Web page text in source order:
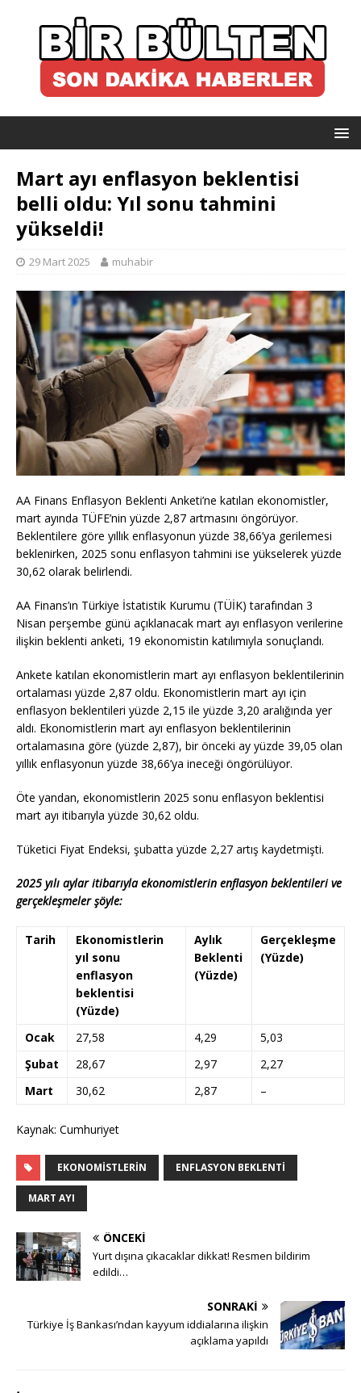
Mart ayı enflasyon beklentisi
belli oldu: Yıl sonu tahmini
yükseldi!
29 Mart 2025 muhabir
AA Finans Enflasyon Beklenti Anketi’ne katılan ekonomistler,
mart ayında TÜFE’nin yüzde 2,87 artmasını öngörüyor.
Beklentilere göre yıllık enflasyonun yüzde 38,66’ya gerilemesi
beklenirken, 2025 sonu enflasyon tahmini ise yükselerek yüzde
30,62 olarak belirlendi.
AA Finans’ın Türkiye İstatistik Kurumu (TÜİK) tarafından 3
Nisan perşembe günü açıklanacak mart ayı enflasyon verilerine
ilişkin beklenti anketi, 19 ekonomistin katılımıyla sonuçlandı.
Ankete katılan ekonomistlerin mart ayı enflasyon beklentilerinin
ortalaması yüzde 2,87 oldu. Ekonomistlerin mart ayı için
enflasyon beklentileri yüzde 2,15 ile yüzde 3,20 aralığında yer
aldı. Ekonomistlerin mart ayı enflasyon beklentilerinin
ortalamasına göre (yüzde 2,87), bir önceki ay yüzde 39,05 olan
yıllık enflasyonun yüzde 38,66’ya ineceği öngörülüyor.
Öte yandan, ekonomistlerin 2025 sonu enflasyon beklentisi
mart ayı itibarıyla yüzde 30,62 oldu.
Tüketici Fiyat Endeksi, şubatta yüzde 2,27 artış kaydetmişti.
2025 yılı aylar itibarıyla ekonomistlerin enflasyon beklentileri ve
gerçekleşmeler şöyle:
Tarih
Ekonomistlerin
yıl sonu
enflasyon
beklentisi
(Yüzde)
Aylık
Beklenti
(Yüzde)
Gerçekleşme
(Yüzde)
Ocak 27,58 4,29
5,03
Şubat
28,67 2,97
2,27
Mart
30,62 2,87 –
Kaynak: Cumhuriyet
EKONOMISTLERIN ENFLASYON BEKLENTI
MART AYI
ÖNCEKI
Yurt dışına çıkacaklar dikkat! Resmen bildirim
edildi…
SONRAKI
Türkiye İş Bankası’ndan kayyum iddialarına ilişkin
açıklama yapıldı